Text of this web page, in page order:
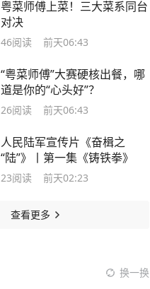
粤菜师傅上菜！三大菜系同台
对决
46阅读 前天06:43
“粤菜师傅”大赛硬核出餐，哪
道是你的“心头好”？
26阅读 前天06:43
人民陆军宣传片《奋楫之
“陆”》丨第一集《铸铁拳》
23阅读 前天02:23
查看更多
换一换